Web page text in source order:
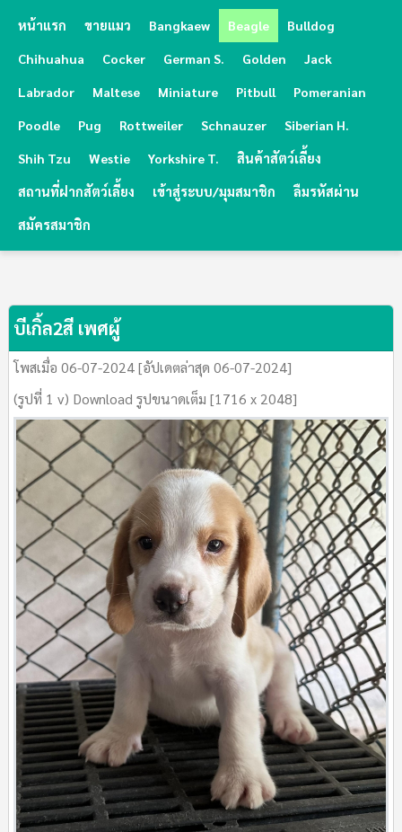
หน้าแรก ขายแมว Bangkaew Beagle Bulldog
Chihuahua Cocker German S. Golden Jack
Labrador Maltese Miniature Pitbull Pomeranian
Poodle Pug Rottweiler Schnauzer Siberian H.
Shih Tzu Westie Yorkshire T. สินค้าสัตว์เลี้ยง
สถานที่ฝากสัตว์เลี้ยง เข้าสู่ระบบ/มุมสมาชิก ลืมรหัสผ่าน
สมัครสมาชิก
บีเกิ้ล2สี เพศผู้
โพสเมื่อ 06-07-2024 [อัปเดตล่าสุด 06-07-2024]
(รูปที่ 1 v) Download รูปขนาดเต็ม [1716 x 2048]